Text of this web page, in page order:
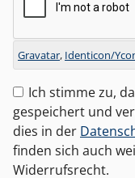
Gravatar, Identicon/
Ich stimme zu,
gespeichert und
dies in der
finden sich auch
Widerrufsrecht.